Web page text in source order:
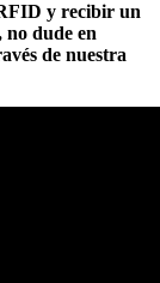
y recibir un
no dude en
de nuestra